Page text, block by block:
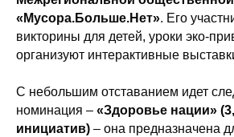
«Мусора.Больше.Нет». Его
викторины для детей, уроки эко-
организуют интерактивные
С небольшим отставанием идет
номинация – «Здоровье нации»
инициатив) – она предназначена